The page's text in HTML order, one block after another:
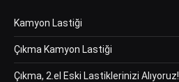
Kamyon Lastiği
Çıkma Kamyon Lastiği
Çıkma, 2.el Eski Lastiklerinizi Alıyoruz!